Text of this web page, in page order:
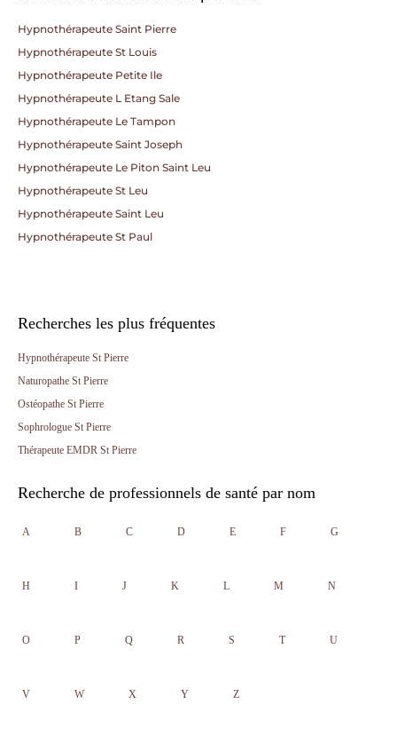
Hypnothérapeute Saint Pierre
Hypnothérapeute St Louis
Hypnothérapeute Petite Ile
Hypnothérapeute L Etang Sale
Hypnothérapeute Le Tampon
Hypnothérapeute Saint Joseph
Hypnothérapeute Le Piton Saint Leu
Hypnothérapeute St Leu
Hypnothérapeute Saint Leu
Hypnothérapeute St Paul
Recherches les plus fréquentes
Hypnothérapeute St Pierre
Naturopathe St Pierre
Ostéopathe St Pierre
Sophrologue St Pierre
Thérapeute EMDR St Pierre
Recherche de professionnels de santé par nom
A B C D E F G
H I J K L M N
O P Q R S T U
V W X Y Z